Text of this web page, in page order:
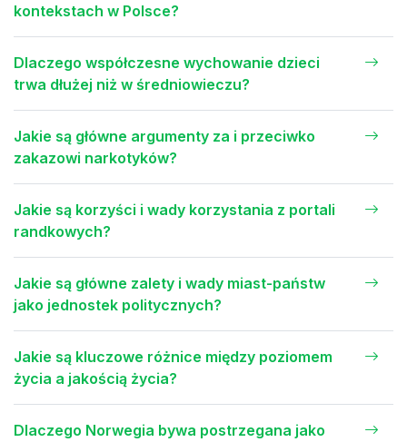
kontekstach w Polsce?
Dlaczego współczesne wychowanie dzieci
trwa dłużej niż w średniowieczu?
Jakie są główne argumenty za i przeciwko
zakazowi narkotyków?
Jakie są korzyści i wady korzystania z portali
randkowych?
Jakie są główne zalety i wady miast-państw
jako jednostek politycznych?
Jakie są kluczowe różnice między poziomem
życia a jakością życia?
Dlaczego Norwegia bywa postrzegana jako